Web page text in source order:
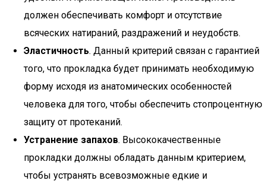
должен обеспечивать комфорт и отсутствие
всяческих натираний, раздражений и неудобств.
Эластичность. Данный критерий связан с гарантией
того, что прокладка будет принимать необходимую
форму исходя из анатомических особенностей
человека для того, чтобы обеспечить стопроцентную
защиту от протеканий.
Устранение запахов. Высококачественные
прокладки должны обладать данным критерием,
чтобы устранять всевозможные едкие и